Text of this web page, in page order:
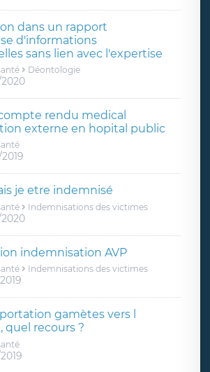
dans un rapport
d'informations
sans lien avec l'expertise
Déontologie
rendu medical
externe en hopital public
je etre indemnisé
Indemnisations des victimes
indemnisation AVP
Indemnisations des victimes
gamètes vers l
quel recours ?